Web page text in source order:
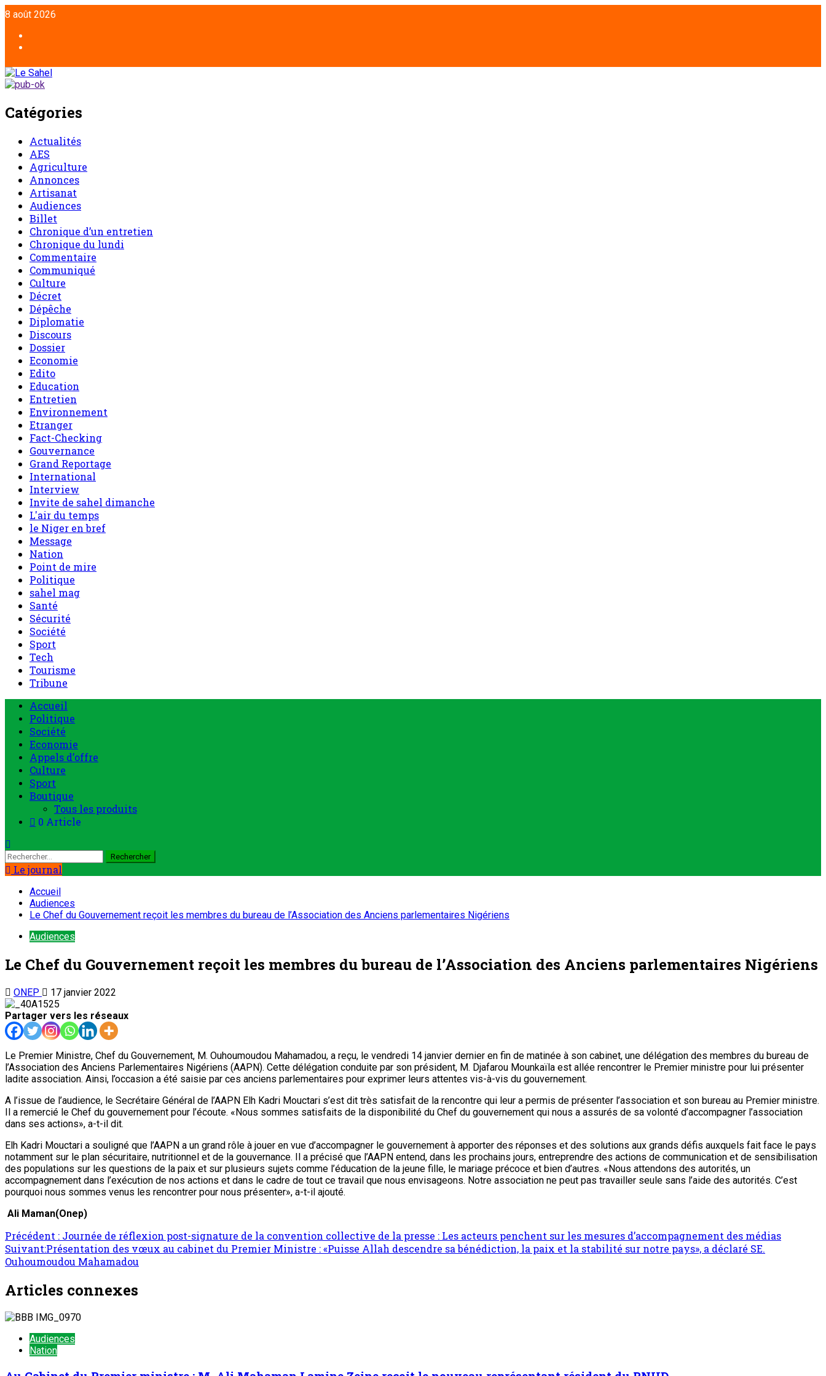
8 août 2026
Catégories
Actualités
AES
Agriculture
Annonces
Artisanat
Audiences
Billet
Chronique d’un entretien
Chronique du lundi
Commentaire
Communiqué
Culture
Décret
Dépêche
Diplomatie
Discours
Dossier
Economie
Edito
Education
Entretien
Environnement
Etranger
Fact-Checking
Gouvernance
Grand Reportage
International
Interview
Invite de sahel dimanche
L'air du temps
le Niger en bref
Message
Nation
Point de mire
Politique
sahel mag
Santé
Sécurité
Société
Sport
Tech
Tourisme
Tribune
Accueil
Politique
Société
Economie
Appels d’offre
Culture
Sport
Boutique
Tous les produits
0 Article
Le journal
Accueil
Audiences
Le Chef du Gouvernement reçoit les membres du bureau de l’Association des Anciens parlementaires Nigériens
Audiences
Le Chef du Gouvernement reçoit les membres du bureau de l’Association des Anciens parlementaires Nigériens
ONEP
17 janvier 2022
Partager vers les réseaux
Le Premier Ministre, Chef du Gouvernement, M. Ouhoumoudou Mahamadou, a reçu, le vendredi 14 janvier dernier en fin de matinée à son cabinet, une délégation des membres du bureau de
l’Association des Anciens Parlementaires Nigériens (AAPN). Cette délégation conduite par son président, M. Djafarou Mounkaïla est allée rencontrer le Premier ministre pour lui présenter
ladite association. Ainsi, l’occasion a été saisie par ces anciens parlementaires pour exprimer leurs attentes vis-à-vis du gouvernement.
A l’issue de l’audience, le Secrétaire Général de l’AAPN Elh Kadri Mouctari s’est dit très satisfait de la rencontre qui leur a permis de présenter l’association et son bureau au Premier ministre.
Il a remercié le Chef du gouvernement pour l’écoute. «Nous sommes satisfaits de la disponibilité du Chef du gouvernement qui nous a assurés de sa volonté d’accompagner l’association
dans ses actions», a-t-il dit.
Elh Kadri Mouctari a souligné que l’AAPN a un grand rôle à jouer en vue d’accompagner le gouvernement à apporter des réponses et des solutions aux grands défis auxquels fait face le pays
notamment sur le plan sécuritaire, nutritionnel et de la gouvernance. Il a précisé que l’AAPN entend, dans les prochains jours, entreprendre des actions de communication et de sensibilisation
des populations sur les questions de la paix et sur plusieurs sujets comme l’éducation de la jeune fille, le mariage précoce et bien d’autres. «Nous attendons des autorités, un
accompagnement dans l’exécution de nos actions et dans le cadre de tout ce travail que nous envisageons. Notre association ne peut pas travailler seule sans l’aide des autorités. C’est
pourquoi nous sommes venus les rencontrer pour nous présenter», a-t-il ajouté.
Ali Maman(Onep)
Précédent : Journée de réflexion post-signature de la convention collective de la presse : Les acteurs penchent sur les mesures d’accompagnement des médias
Suivant:Présentation des vœux au cabinet du Premier Ministre : «Puisse Allah descendre sa bénédiction, la paix et la stabilité sur notre pays», a déclaré SE.
Ouhoumoudou Mahamadou
Articles connexes
Audiences
Nation